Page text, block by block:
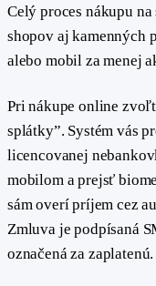
Celý proces nákupu
shopov aj kamenných
alebo mobil za menej
Pri nákupe online
splátky”. Systém vás
licencovanej
mobilom a prejsť
sám overí príjem cez
Zmluva je podpísaná
označená za zaplatenú.